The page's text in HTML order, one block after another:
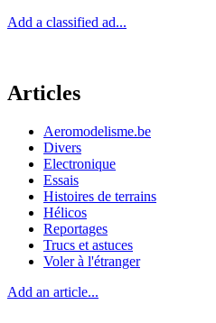
Add a classified ad...
Articles
Aeromodelisme.be
Divers
Electronique
Essais
Histoires de terrains
Hélicos
Reportages
Trucs et astuces
Voler à l'étranger
Add an article...